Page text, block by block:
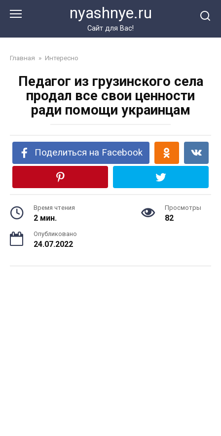
nyashnye.ru
Сайт для Вас!
Главная » Интересно
Педагог из грузинского села
продал все свои ценности
ради помощи украинцам
Поделиться на Facebook
Время чтения
2 мин.
Просмотры
82
Опубликовано
24.07.2022